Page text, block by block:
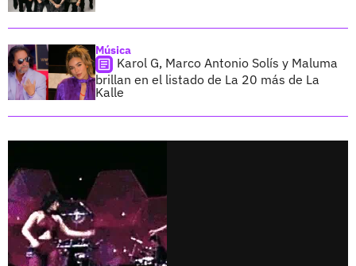
Música
Karol G, Marco Antonio Solís y Maluma
brillan en el listado de La 20 más de La
Kalle